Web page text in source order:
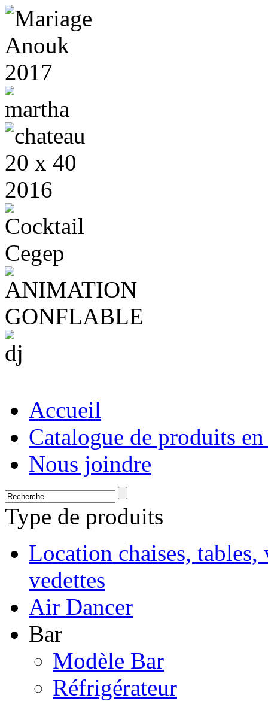
Accueil
Catalogue de produits
Nous joindre
Type de produits
Location chaises,
vedettes
Air Dancer
Bar
Modèle Bar
Réfrigérateur